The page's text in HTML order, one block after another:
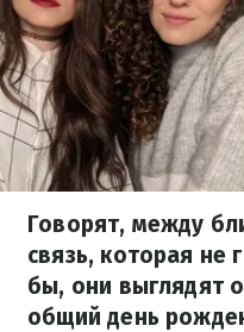
Говорят, между
связь, которая не
бы, они выглядят
общий день